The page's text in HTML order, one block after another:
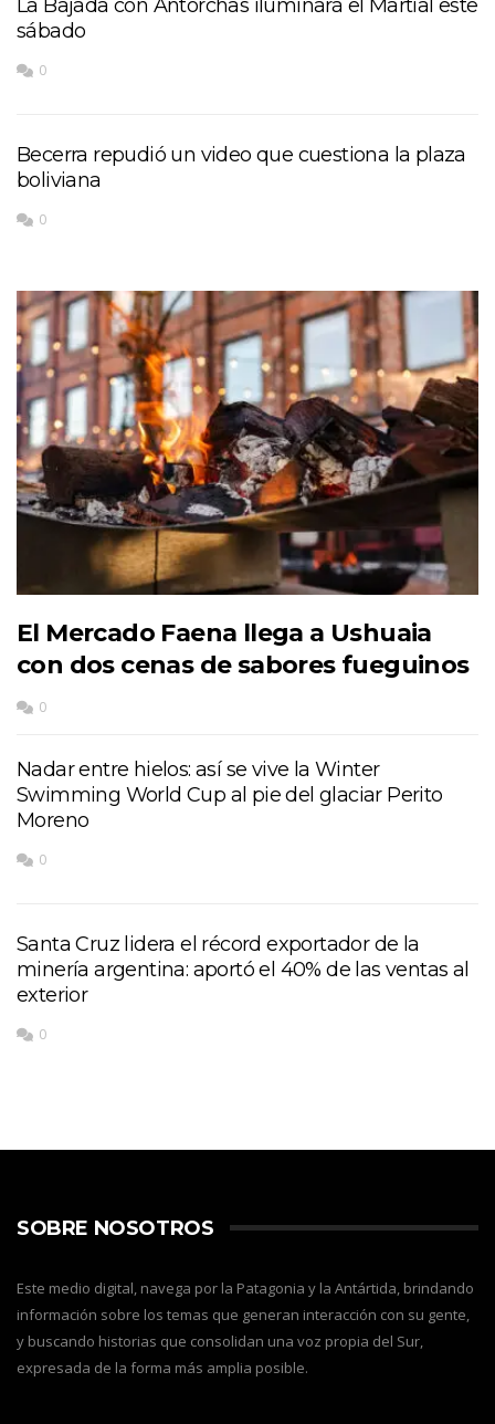
La Bajada con Antorchas iluminará el Martial este
sábado
0
Becerra repudió un video que cuestiona la plaza
boliviana
0
El Mercado Faena llega a Ushuaia
con dos cenas de sabores fueguinos
0
Nadar entre hielos: así se vive la Winter
Swimming World Cup al pie del glaciar Perito
Moreno
0
Santa Cruz lidera el récord exportador de la
minería argentina: aportó el 40% de las ventas al
exterior
0
SOBRE NOSOTROS
Este medio digital, navega por la Patagonia y la Antártida, brindando
información sobre los temas que generan interacción con su gente,
y buscando historias que consolidan una voz propia del Sur,
expresada de la forma más amplia posible.